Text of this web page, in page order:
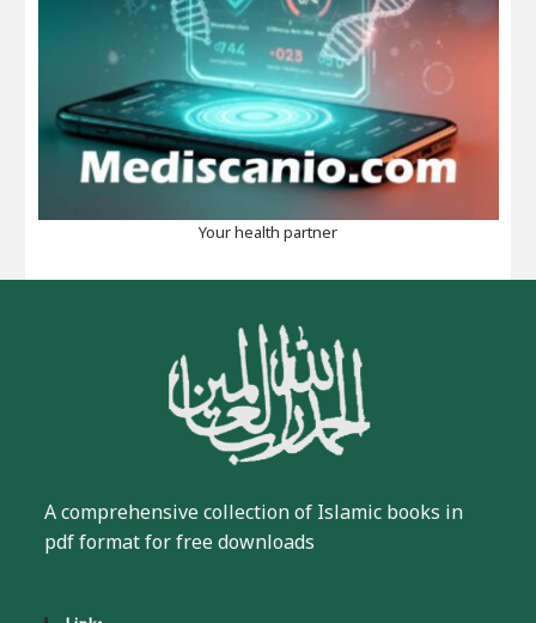
Your health partner
A comprehensive collection of Islamic books in
pdf format for free downloads